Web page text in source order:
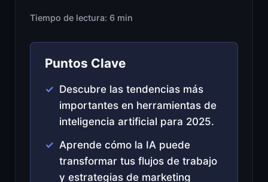
Tiempo de lectura: 6 min
Puntos Clave
Descubre las tendencias más
importantes en herramientas de
inteligencia artificial para 2025.
Aprende cómo la IA puede
transformar tus flujos de trabajo
y estrategias de marketing